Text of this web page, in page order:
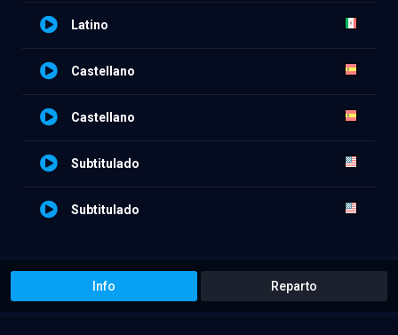
Latino
Castellano
Castellano
Subtitulado
Subtitulado
Info Reparto